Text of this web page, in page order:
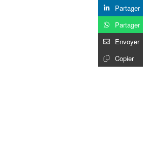
Partager
Partager
Envoyer
Copier